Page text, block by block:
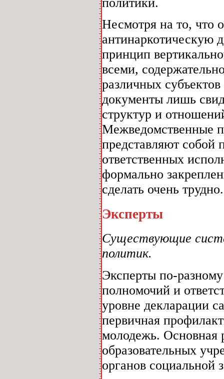
Несмотря на то, что
антинаркотическую
принцип
всеми,
различных
документы лишь
структур и
Межведомственные
представляют собой
ответственных
формально
сделать очень трудно.
Эксперты
Существующие
политик.
Эксперты по-
полномочий и
уровне декларации
первичная
молодежь. Основная
образовательных
органов социальной